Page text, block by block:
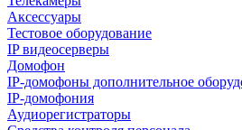
Аксессуары
Тестовое оборудование
IP видеосерверы
Домофон
IP-домофоны дополнительное
IP-домофония
Аудиорегистраторы